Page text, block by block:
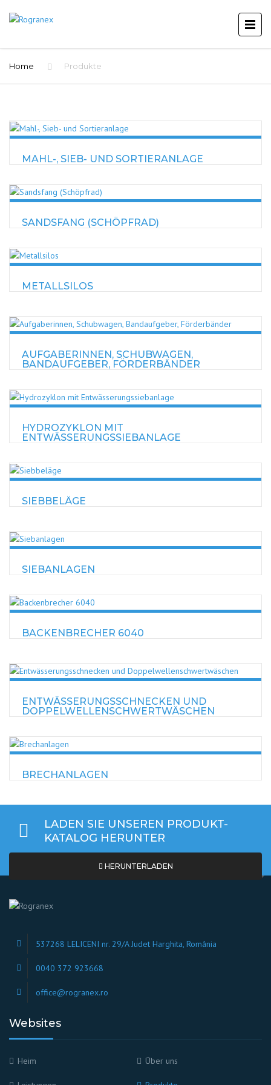
Home Produkte
MAHL-, SIEB- UND SORTIERANLAGE
SANDSFANG (SCHÖPFRAD)
METALLSILOS
AUFGABERINNEN, SCHUBWAGEN,
BANDAUFGEBER, FÖRDERBÄNDER
HYDROZYKLON MIT
ENTWÄSSERUNGSSIEBANLAGE
SIEBBELÄGE
SIEBANLAGEN
BACKENBRECHER 6040
ENTWÄSSERUNGSSCHNECKEN UND
DOPPELWELLENSCHWERTWÄSCHEN
BRECHANLAGEN
LADEN SIE UNSEREN PRODUKT-
KATALOG HERUNTER
HERUNTERLADEN
537268 LELICENI nr. 29/A Judet Harghita, România
0040 372 923668
office@rogranex.ro
Websites
Heim Über uns